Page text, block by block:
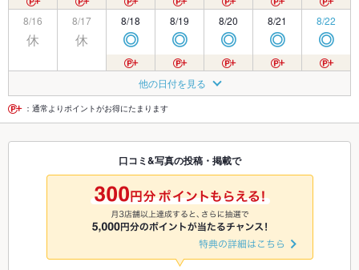
8/16
休
8/17
休
8/18
◎
8/19
◎
8/20
◎
8/21
◎
8/22
◎
◎ ◎
8/25
◎
8/26
◎
8/27
◎ ◎ ◎
8/30 8/31 9/1
◎
9/2
◎
9/3
◎
9/4 9/5
9/8
◎
9/9
◎
9/10
◎
9/11
他の日付を見る
：通常よりポイントがお得にたまります
口コミ&写真の投稿・掲載で